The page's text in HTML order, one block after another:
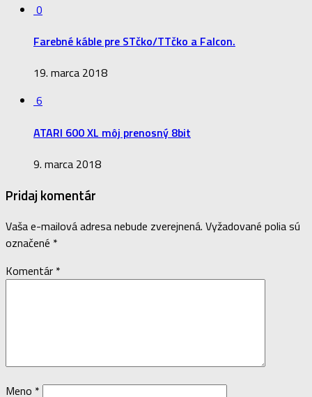
0
Farebné káble pre STčko/TTčko a Falcon.
19. marca 2018
6
ATARI 600 XL môj prenosný 8bit
9. marca 2018
Pridaj komentár
Vaša e-mailová adresa nebude zverejnená. Vyžadované polia sú
označené *
Komentár *
Meno *